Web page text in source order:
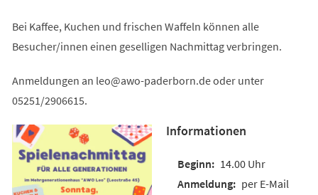
Bei Kaffee, Kuchen und frischen Waffeln können alle
Besucher/innen einen geselligen Nachmittag verbringen.
Anmeldungen an leo awo-paderborn deoder unter
05251/2906615.
Informationen
14.00 Uhr
per E-Mail